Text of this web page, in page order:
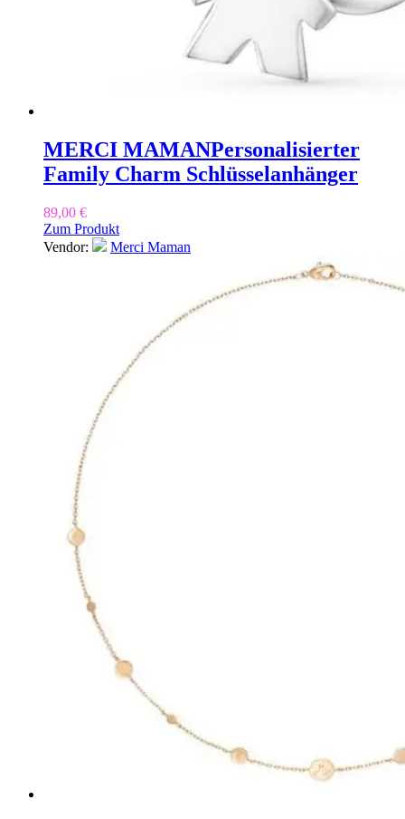
MERCI MAMANPersonalisierter
Family Charm Schlüsselanhänger
89,00 €
Zum Produkt
Vendor:
Merci Maman